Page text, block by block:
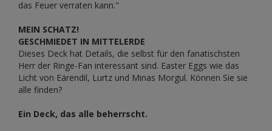
das Feuer verraten kann."
MEIN SCHATZ!
GESCHMIEDET IN MITTELERDE
Dieses Deck hat Details, die selbst für den fanatischsten
Herr der Ringe-Fan interessant sind. Easter Eggs wie das
Licht von Eärendil, Lurtz und Minas Morgul. Können Sie sie
alle finden?
Ein Deck, das alle beherrscht.